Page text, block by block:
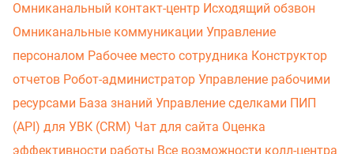
Омниканальный контакт-центр Исходящий обзвон
Омниканальные коммуникации Управление
персоналом Рабочее место сотрудника Конструктор
отчетов Робот-администратор Управление рабочими
ресурсами База знаний Управление сделками ПИП
(API) для УВК (CRM) Чат для сайта Оценка
эффективности работы Все возможности колл-центра